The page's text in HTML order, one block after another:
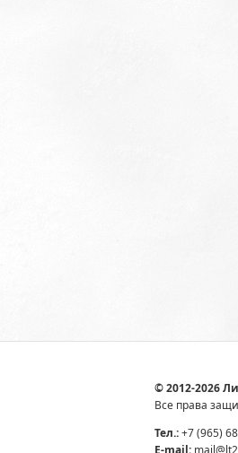
© 2012-2026
Все права
Тел.:+7 (965)
E-mail: